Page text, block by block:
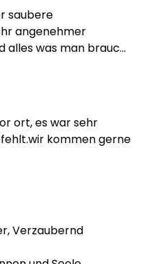
saubere
angenehmer
alles was man braucht
ort, es war sehr
kommen gerne
Verzaubernd